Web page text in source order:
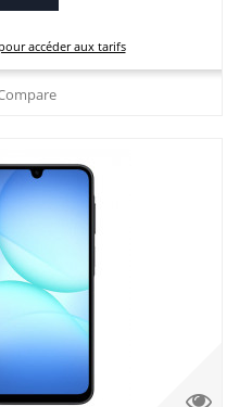
accéder aux tarifs